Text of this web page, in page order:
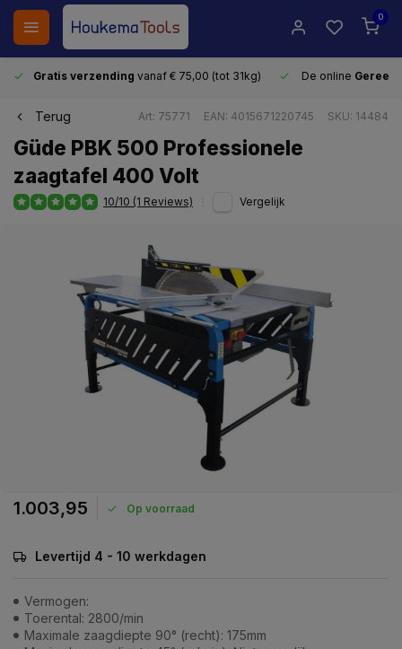
0
Gratis verzending vanaf € 75,00 (tot 31kg) De online
Terug Art: 75771 EAN: 4015671220745 SKU: 14484
Güde PBK 500 Professionele
zaagtafel 400 Volt
10/10 (1 Reviews) Vergelijk
1.003,95 Op voorraad
Levertijd 4 - 10 werkdagen
Vermogen:
Toerental: 2800/min
Maximale zaagdiepte 90° (recht): 175mm